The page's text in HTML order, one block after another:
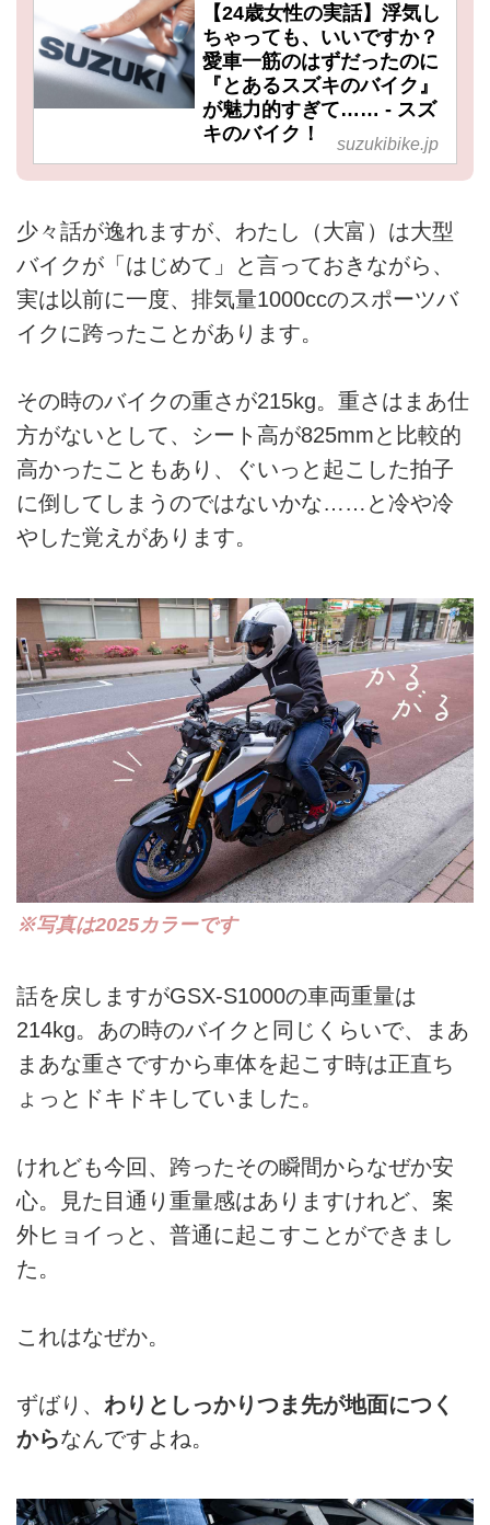
【24歳女性の実話】浮気し
ちゃっても、いいですか？
愛車一筋のはずだったのに
『とあるスズキのバイク』
が魅力的すぎて…… - スズ
キのバイク！
suzukibike.jp
少々話が逸れますが、わたし（大富）は大型
バイクが「はじめて」と言っておきながら、
実は以前に一度、排気量1000ccのスポーツバ
イクに跨ったことがあります。
その時のバイクの重さが215kg。重さはまあ仕
方がないとして、シート高が825mmと比較的
高かったこともあり、ぐいっと起こした拍子
に倒してしまうのではないかな……と冷や冷
やした覚えがあります。
※写真は2025カラーです
話を戻しますがGSX-S1000の車両重量は
214kg。あの時のバイクと同じくらいで、まあ
まあな重さですから車体を起こす時は正直ち
ょっとドキドキしていました。
けれども今回、跨ったその瞬間からなぜか安
心。見た目通り重量感はありますけれど、案
外ヒョイっと、普通に起こすことができまし
た。
これはなぜか。
ずばり、 わりとしっかりつま先が地面につく
からなんですよね。